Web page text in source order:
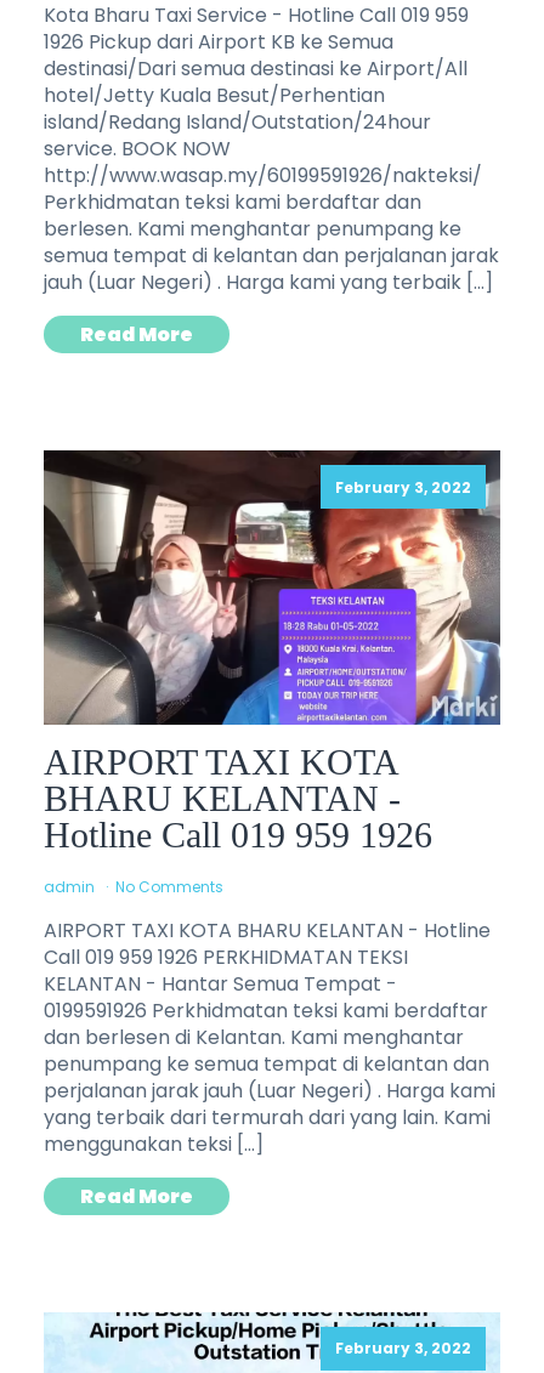
Kota Bharu Taxi Service - Hotline Call 019 959
1926 Pickup dari Airport KB ke Semua
destinasi/Dari semua destinasi ke Airport/All
hotel/Jetty Kuala Besut/Perhentian
island/Redang Island/Outstation/24hour
service. BOOK NOW
http://www.wasap.my/60199591926/nakteksi/
Perkhidmatan teksi kami berdaftar dan
berlesen. Kami menghantar penumpang ke
semua tempat di kelantan dan perjalanan jarak
jauh (Luar Negeri) . Harga kami yang terbaik […]
Read More
February 3, 2022
AIRPORT TAXI KOTA
BHARU KELANTAN -
Hotline Call 019 959 1926
admin No Comments
AIRPORT TAXI KOTA BHARU KELANTAN - Hotline
Call 019 959 1926 PERKHIDMATAN TEKSI
KELANTAN - Hantar Semua Tempat -
0199591926 Perkhidmatan teksi kami berdaftar
dan berlesen di Kelantan. Kami menghantar
penumpang ke semua tempat di kelantan dan
perjalanan jarak jauh (Luar Negeri) . Harga kami
yang terbaik dari termurah dari yang lain. Kami
menggunakan teksi […]
Read More
February 3, 2022